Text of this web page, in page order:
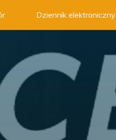
Dziennik elektroniczny